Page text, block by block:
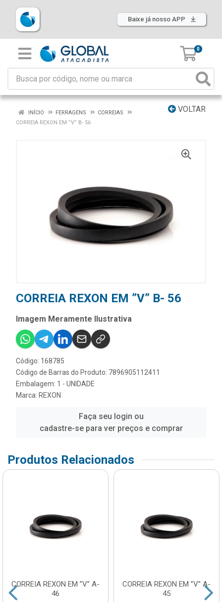
Baixe já nosso APP
0
VOLTAR
INÍCIO FERRAGENS
CORREIAS
CORREIA REXON EM ”V” B- 56
CORREIA REXON EM ”V” B- 56
Imagem Meramente Ilustrativa
Código: 168785
Código de Barras do Produto: 7896905112411
Embalagem: 1 - UNIDADE
Marca: REXON
Faça seu login ou
cadastre-se para ver preços e comprar
Produtos Relacionados
CORREIA REXON EM ”V” A-
46
CORREIA REXON EM ”V” A-
45